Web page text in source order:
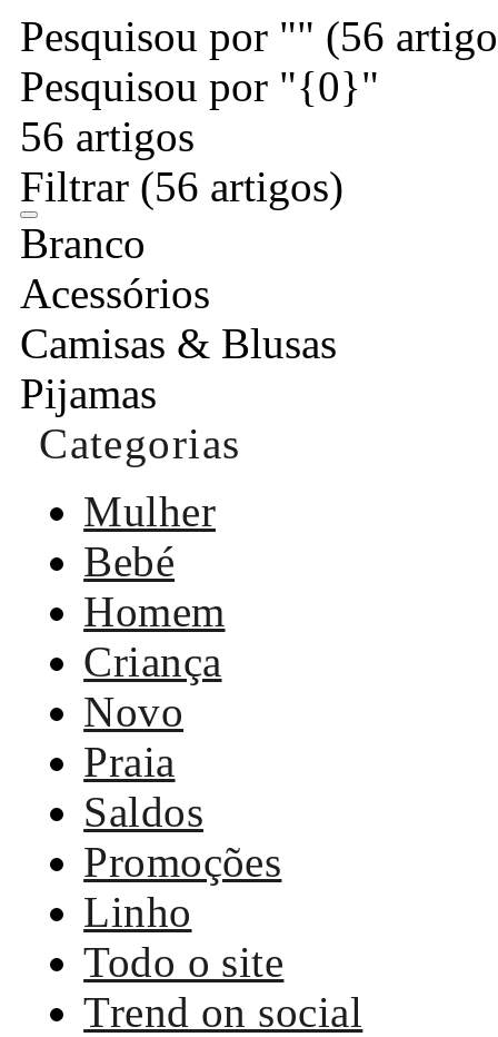
Pesquisou por "" (56
Pesquisou por "{0}"
56 artigos
Filtrar (56 artigos)
Branco
Acessórios
Camisas & Blusas
Pijamas
Categorias
Mulher
Bebé
Homem
Criança
Novo
Praia
Saldos
Promoções
Linho
Todo o site
Trend on social